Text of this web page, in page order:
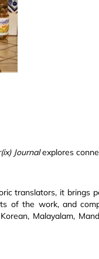
Journalexplores
translators, it brings
of the work, and
Malayalam,